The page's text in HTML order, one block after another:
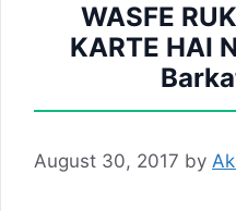
WASFE
KARTE HAI
August 30, 2017 by